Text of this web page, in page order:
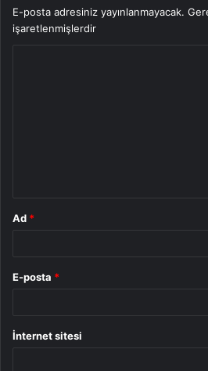
E-posta adresiniz yayınlanmayacak.
işaretlenmişlerdir
Ad *
E-posta *
İnternet sitesi